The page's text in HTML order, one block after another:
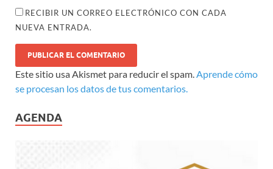
RECIBIR UN CORREO ELECTRÓNICO CON CADA
NUEVA ENTRADA.
Este sitio usa Akismet para reducir el spam. Aprende cómo
se procesan los datos de tus comentarios.
AGENDA